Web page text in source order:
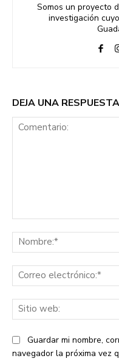
Somos un proyecto
investigación
DEJA UNA RESPUESTA
Guardar mi nombre,
navegador la próxima vez